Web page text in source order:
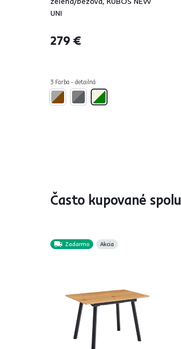
UNI
279 €
3 Farba - detailná
Často kupované spolu
Zadarmo Akcia